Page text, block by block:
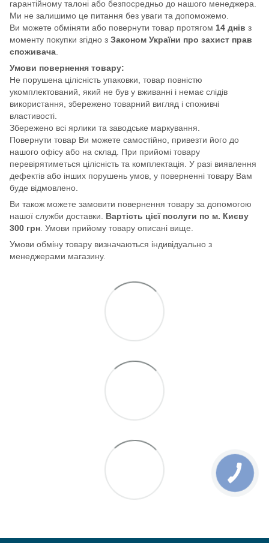
гарантійному талоні або безпосредньо до нашого менеджера.
Ми не залишимо це питання без уваги та допоможемо.
Ви можете обміняти або повернути товар протягом 14 днів з
моменту покупки згідно з Законом України про захист прав
споживача
Умови повернення товару:
Не порушена цілісність упаковки, товар повністю
укомплектований, який не був у вживанні і немає слідів
використання, збережено товарний вигляд і споживчі
властивості.
Збережено всі ярлики та заводське маркування.
Повернути товар Ви можете самостійно, привезти його до
нашого офісу або на склад. При прийомі товару
перевірятиметься цілісність та комплектація. У разі виявлення
дефектів або інших порушень умов, у поверненні товару Вам
буде відмовлено.
Ви також можете замовити повернення товару за допомогою
нашої служби доставки. Вартість цієї послуги по м. Києву
300 грн . Умови прийому товару описані вище.
Умови обміну товару визначаються індивідуально з
менеджерами магазину.